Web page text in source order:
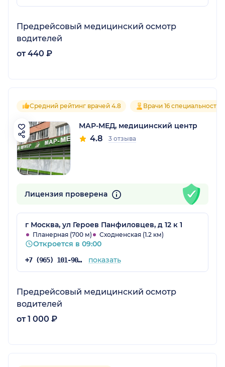
Предрейсовый медицинский осмотр
водителей
от 440 ₽
Средний рейтинг врачей 4.8 Врачи 16 специальностей
МАР-МЕД, медицинский центр
4.8 3 отзыва
Лицензия проверена
г Москва, ул Героев Панфиловцев, д 12 к 1
Планерная (700 м) Сходненская (1.2 км)
Откроется в 09:00
+7 (965) 101-90-03 показать
Предрейсовый медицинский осмотр
водителей
от 1 000 ₽